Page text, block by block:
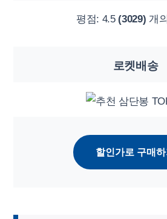
평점: 4.5 (3029) 개
로켓배송
할인가로 구매하